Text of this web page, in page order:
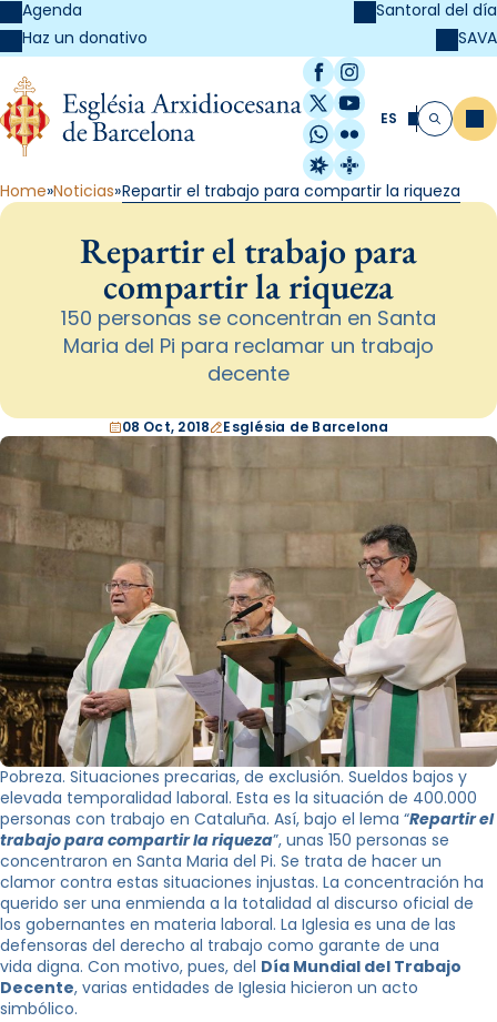
Agenda
Haz un donativo
Santoral del día
SAVA
Facebook
Instagram
X / Twitter
YouTube
WhatsApp
Flickr
Radio Estel
Catalunya
ES Buscar
Home Noticias Repartir el trabajo para compartir la riqueza
Repartir el trabajo para
compartir la riqueza
150 personas se concentran en Santa
Maria del Pi para reclamar un trabajo
decente
08 Oct, 2018 Església de Barcelona
Pobreza. Situaciones precarias, de exclusión. Sueldos bajos y
elevada temporalidad laboral. Esta es la situación de 400.000
personas con trabajo en Cataluña. Así, bajo el lema “Repartir el
trabajo para compartir la riqueza”, unas 150 personas se
concentraron en Santa Maria del Pi. Se trata de hacer un
clamor contra estas situaciones injustas. La concentración ha
querido ser una enmienda a la totalidad al discurso oficial de
los gobernantes en materia laboral. La Iglesia es una de las
defensoras del derecho al trabajo como garante de una
vida digna. Con motivo, pues, del Día Mundial del Trabajo
Decente, varias entidades de Iglesia hicieron un acto
simbólico.